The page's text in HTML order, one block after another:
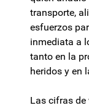
transporte,
esfuerzos
inmediata a
tanto en la
heridos y en
Las cifras